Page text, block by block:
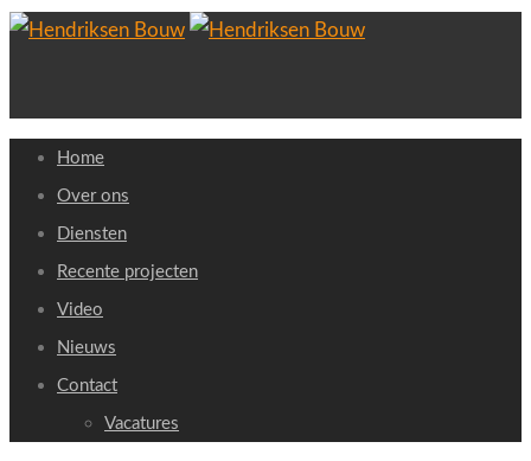
Home
Over ons
Diensten
Recente projecten
Video
Nieuws
Contact
Vacatures